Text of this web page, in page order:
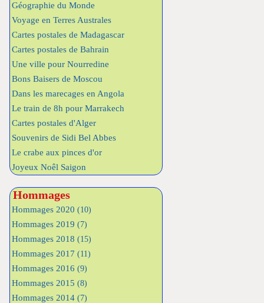
Géographie du Monde
Voyage en Terres Australes
Cartes postales de Madagascar
Cartes postales de Bahrain
Une ville pour Nourredine
Bons Baisers de Moscou
Dans les marecages en Angola
Le train de 8h pour Marrakech
Cartes postales d'Alger
Souvenirs de Sidi Bel Abbes
Le crabe aux pinces d'or
Joyeux Noêl Saigon
Hommages
Hommages 2020 (10)
Hommages 2019 (7)
Hommages 2018 (15)
Hommages 2017 (11)
Hommages 2016 (9)
Hommages 2015 (8)
Hommages 2014 (7)